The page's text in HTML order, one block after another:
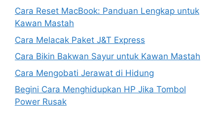
Cara Reset MacBook: Panduan Lengkap untuk
Kawan Mastah
Cara Melacak Paket J&T Express
Cara Bikin Bakwan Sayur untuk Kawan Mastah
Cara Mengobati Jerawat di Hidung
Begini Cara Menghidupkan HP Jika Tombol
Power Rusak